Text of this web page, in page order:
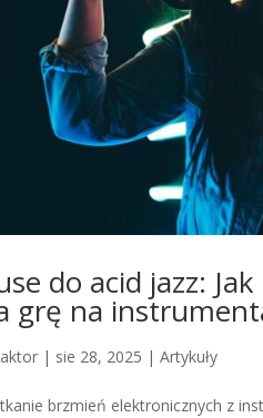
do acid jazz:
grę na
| sie 28, 2025 |Artykuły
brzmień elektronicznych z